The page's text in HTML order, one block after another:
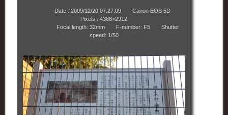
Date : 2009/12/20 07:27:09 Canon EOS 5D
Pixels : 4368×2912
Focal length: 32mm F-number: F5 Shutter
speed: 1/50